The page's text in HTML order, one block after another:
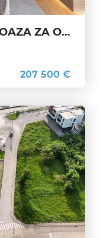
VABRIGA - NOVI STAN – OAZA ZA ODMOR I OPUŠTANJE
207 500 €